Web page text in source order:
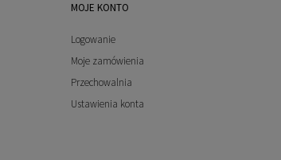
MOJE KONTO
Logowanie
Moje zamówienia
Przechowalnia
Ustawienia konta